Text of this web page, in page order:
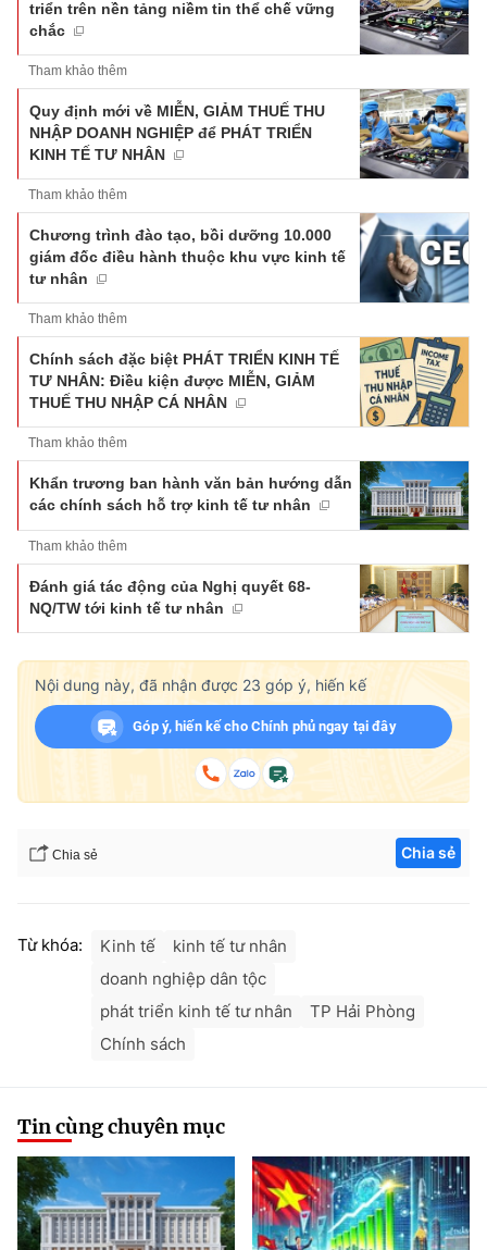
triển trên nền tảng niềm tin thể chế vững
chắc
Tham khảo thêm
Quy định mới về MIỄN, GIẢM THUẾ THU
NHẬP DOANH NGHIỆP để PHÁT TRIỂN
KINH TẾ TƯ NHÂN
Tham khảo thêm
Chương trình đào tạo, bồi dưỡng 10.000
giám đốc điều hành thuộc khu vực kinh tế
tư nhân
Tham khảo thêm
Chính sách đặc biệt PHÁT TRIỂN KINH TẾ
TƯ NHÂN: Điều kiện được MIỄN, GIẢM
THUẾ THU NHẬP CÁ NHÂN
Tham khảo thêm
Khẩn trương ban hành văn bản hướng dẫn
các chính sách hỗ trợ kinh tế tư nhân
Tham khảo thêm
Đánh giá tác động của Nghị quyết 68-
NQ/TW tới kinh tế tư nhân
Nội dung này, đã nhận được 23 góp ý, hiến kế
Góp ý, hiến kế cho Chính phủ ngay tại đây
Chia sẻ Chia sẻ
Từ khóa: Kinh tế
kinh tế tư nhân
doanh nghiệp dân tộc
phát triển kinh tế tư nhân
TP Hải Phòng
Chính sách
Tin cùng chuyên mục